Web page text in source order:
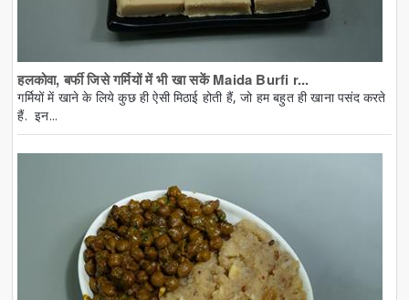
हलकोवा, बर्फी जिसे गर्मियों में भी खा सकें Maida Burfi r...
गर्मियों में खाने के लिये कुछ ही ऐसी मिठाई होती हैं, जो हम बहुत ही खाना पसंद करते
हैं. इन...